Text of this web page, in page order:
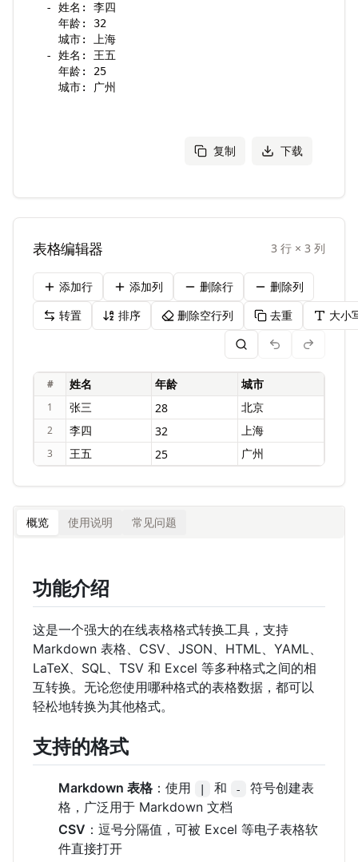
复制 下载
表格编辑器 3 行 × 3 列
添加行 添加列 删除行
删除列
转置
排序 删除空行列 去重 大小
#
1
2
3
概览 使用说明 常见问题
功能介绍
这是一个强大的在线表格格式转换工具，支持
Markdown 表格、CSV、JSON、HTML、YAML、
LaTeX、SQL、TSV 和 Excel 等多种格式之间的相
互转换。无论您使用哪种格式的表格数据，都可以
轻松地转换为其他格式。
支持的格式
Markdown 表格 ：使用 | 和 -
符号创建表
格，广泛用于 Markdown 文档
CSV ：逗号分隔值，可被 Excel 等电子表格软
件直接打开